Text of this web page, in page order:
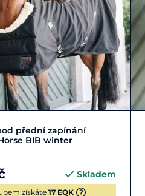
Zobrazit detail
přední zapínání
BIB winter
Skladem
získáte 17 EQK